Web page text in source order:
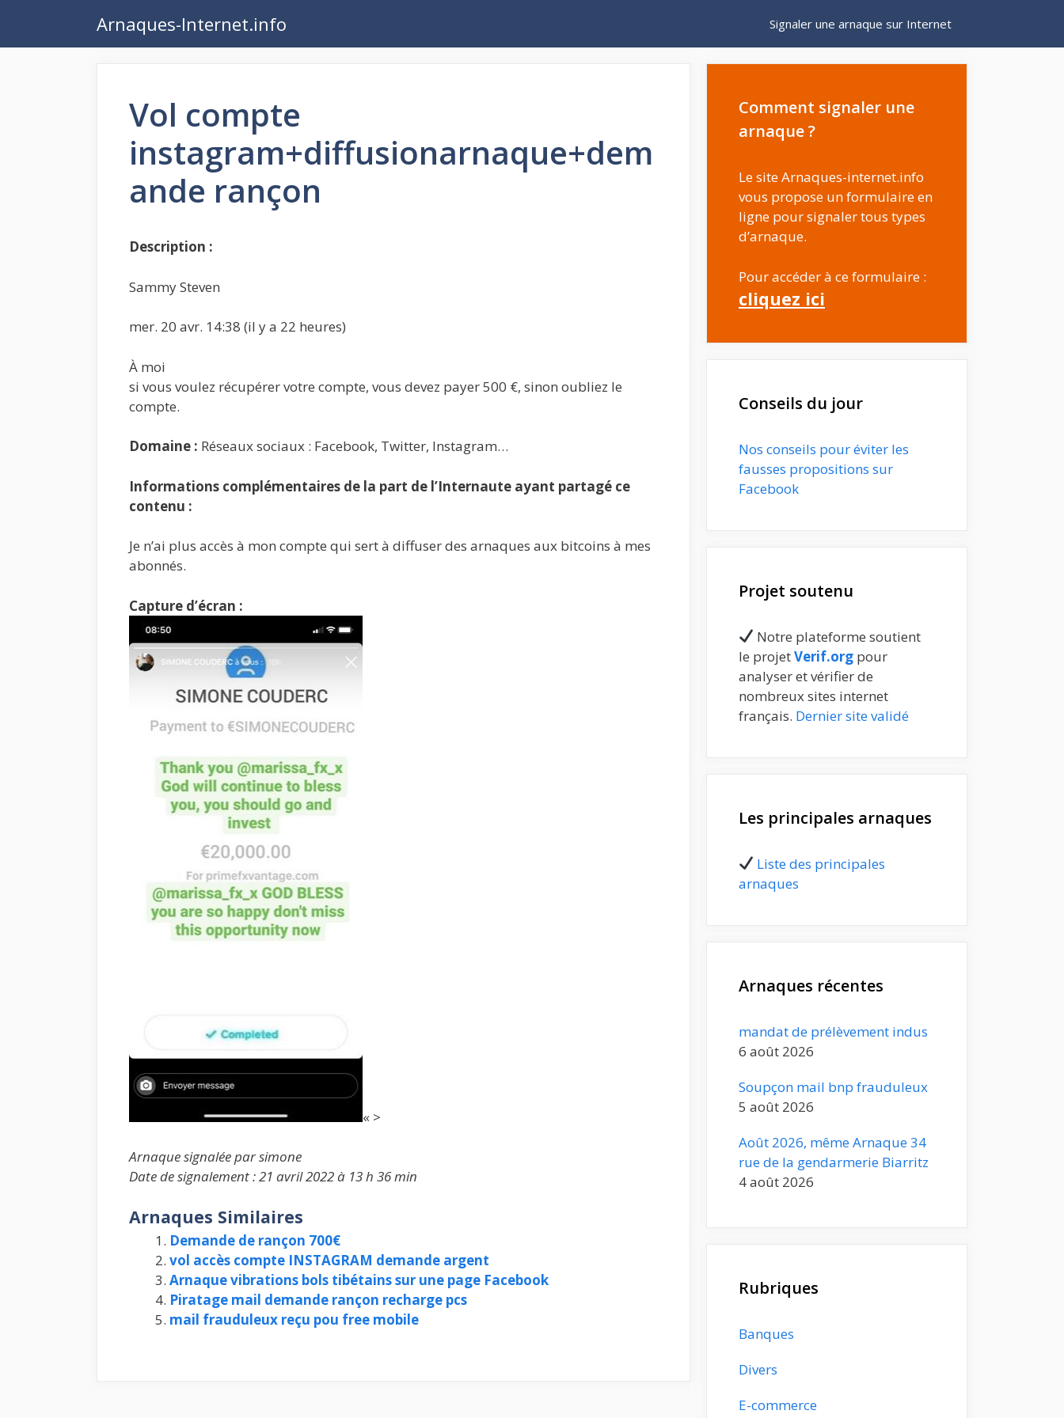
contenu
Arnaques-Internet.info Signaler une arnaque sur Internet
Vol compte
instagram+diffusionarnaque+dem
ande rançon
Description :
Sammy Steven
mer. 20 avr. 14:38 (il y a 22 heures)
À moi
si vous voulez récupérer votre compte, vous devez payer 500 €, sinon oubliez le
compte.
Domaine : Réseaux sociaux : Facebook, Twitter, Instagram…
Informations complémentaires de la part de l’Internaute ayant partagé ce
contenu :
Je n’ai plus accès à mon compte qui sert à diffuser des arnaques aux bitcoins à mes
abonnés.
Capture d’écran :
« >
Arnaque signalée par simone
Date de signalement : 21 avril 2022 à 13 h 36 min
Arnaques Similaires
Demande de rançon 700€
vol accès compte INSTAGRAM demande argent
Arnaque vibrations bols tibétains sur une page Facebook
Piratage mail demande rançon recharge pcs
mail frauduleux reçu pou free mobile
Comment signaler une
arnaque ?
Le site Arnaques-internet.info
vous propose un formulaire en
ligne pour signaler tous types
d’arnaque.
Pour accéder à ce formulaire :
cliquez ici
Conseils du jour
Nos conseils pour éviter les
fausses propositions sur
Facebook
Projet soutenu
Notre plateforme soutient
le projetVerif.org pour
analyser et vérifier de
nombreux sites internet
français. Dernier site validé
Les principales arnaques
Liste des principales
arnaques
Arnaques récentes
mandat de prélèvement indus
6 août 2026
Soupçon mail bnp frauduleux
5 août 2026
Août 2026, même Arnaque 34
rue de la gendarmerie Biarritz
4 août 2026
Rubriques
Banques
Divers
E-commerce